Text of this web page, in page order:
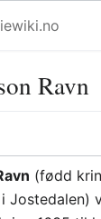
Ravn
(fødd
Jostedalen)